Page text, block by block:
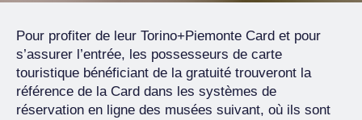
Pour profiter de leur Torino+Piemonte Card et pour
s’assurer l’entrée, les possesseurs de carte
touristique bénéficiant de la gratuité trouveront la
référence de la Card dans les systèmes de
réservation en ligne des musées suivant, où ils sont